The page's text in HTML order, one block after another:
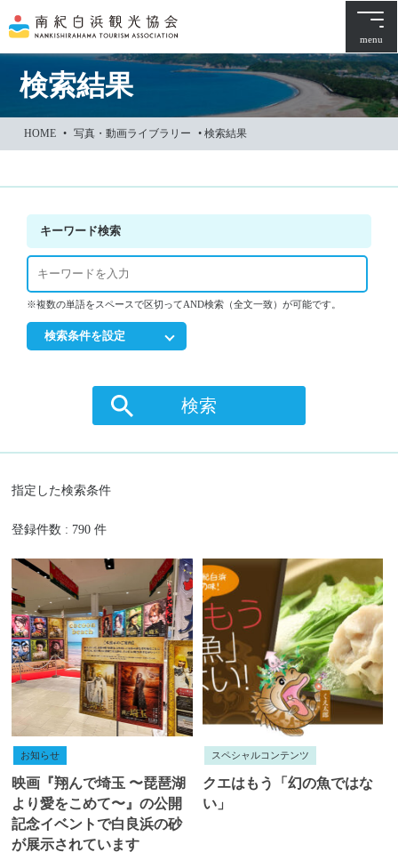
文
に
ッ
menu
検索結果
HOME • 写真・動画ライブラリー •検索結果
キーワード検索
※複数の単語をスペースで区切ってAND検索（全文一致）が可能です。
検索条件を設定
検索
指定した検索条件
登録件数 : 790 件
お知らせ
映画『翔んで埼玉 〜琵琶湖
より愛をこめて〜』の公開
記念イベントで白良浜の砂
が展示されています
スペシャルコンテンツ
クエはもう「幻の魚ではな
い」